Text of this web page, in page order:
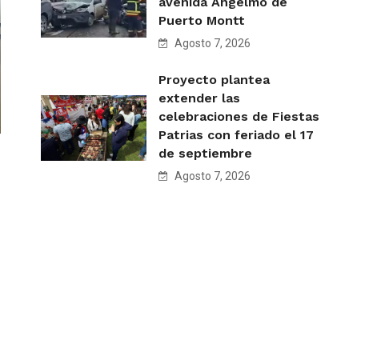
Puerto Montt
Agosto 7, 2026
Proyecto plantea
extender las
celebraciones de Fiestas
Patrias con feriado el 17
de septiembre
Agosto 7, 2026